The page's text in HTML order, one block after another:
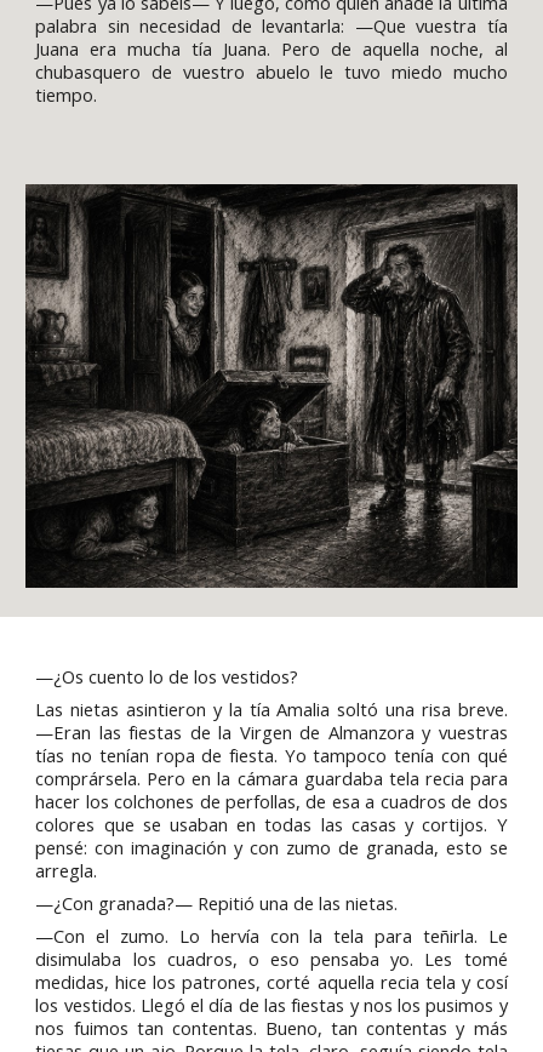
palabra sin necesidad de levantarla: —Que vuestra tía
Juana era mucha tía Juana. Pero de aquella noche, al
chubasquero de vuestro abuelo le tuvo miedo mucho
tiempo.
—¿Os cuento lo de los vestidos?
Las nietas asintieron y la tía Amalia soltó una risa breve.
—Eran las fiestas de la Virgen de Almanzora y vuestras
tías no tenían ropa de fiesta. Yo tampoco tenía con qué
comprársela. Pero en la cámara guardaba tela recia para
hacer los colchones de perfollas, de esa a cuadros de dos
colores que se usaban en todas las casas y cortijos. Y
pensé: con imaginación y con zumo de granada, esto se
arregla.
—¿Con granada?— Repitió una de las nietas.
—Con el zumo. Lo hervía con la tela para teñirla. Le
disimulaba los cuadros, o eso pensaba yo. Les tomé
medidas, hice los patrones, corté aquella recia tela y cosí
los vestidos. Llegó el día de las fiestas y nos los pusimos y
nos fuimos tan contentas. Bueno, tan contentas y más